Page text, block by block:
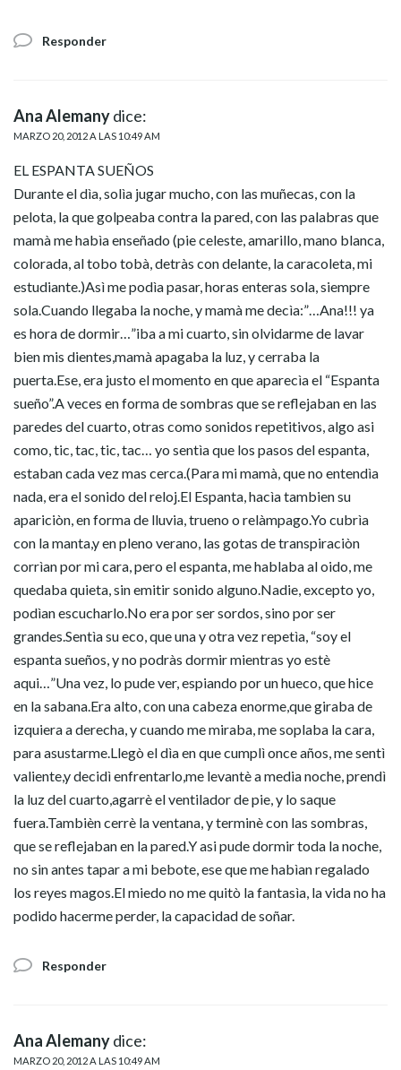
Responder
Ana Alemanydice:
MARZO 20, 2012 A LAS 10:49 AM
EL ESPANTA SUEÑOS
Durante el dìa, solìa jugar mucho, con las muñecas, con la
pelota, la que golpeaba contra la pared, con las palabras que
mamà me habìa enseñado (pie celeste, amarillo, mano blanca,
colorada, al tobo tobà, detràs con delante, la caracoleta, mi
estudiante.)Asì me podìa pasar, horas enteras sola, siempre
sola.Cuando llegaba la noche, y mamà me decìa:”…Ana!!! ya
es hora de dormir…”iba a mi cuarto, sin olvidarme de lavar
bien mis dientes,mamà apagaba la luz, y cerraba la
puerta.Ese, era justo el momento en que aparecìa el “Espanta
sueño”.A veces en forma de sombras que se reflejaban en las
paredes del cuarto, otras como sonidos repetitivos, algo asi
como, tic, tac, tic, tac… yo sentìa que los pasos del espanta,
estaban cada vez mas cerca.(Para mi mamà, que no entendìa
nada, era el sonido del reloj.El Espanta, hacìa tambien su
apariciòn, en forma de lluvia, trueno o relàmpago.Yo cubrìa
con la manta,y en pleno verano, las gotas de transpiraciòn
corrìan por mi cara, pero el espanta, me hablaba al oido, me
quedaba quieta, sin emitir sonido alguno.Nadie, excepto yo,
podìan escucharlo.No era por ser sordos, sino por ser
grandes.Sentìa su eco, que una y otra vez repetìa, “soy el
espanta sueños, y no podràs dormir mientras yo estè
aqui…”Una vez, lo pude ver, espiando por un hueco, que hice
en la sabana.Era alto, con una cabeza enorme,que giraba de
izquiera a derecha, y cuando me miraba, me soplaba la cara,
para asustarme.Llegò el dìa en que cumplì once años, me sentì
valiente,y decidì enfrentarlo,me levantè a media noche, prendì
la luz del cuarto,agarrè el ventilador de pie, y lo saque
fuera.Tambièn cerrè la ventana, y terminè con las sombras,
que se reflejaban en la pared.Y asi pude dormir toda la noche,
no sin antes tapar a mi bebote, ese que me habìan regalado
los reyes magos.El miedo no me quitò la fantasìa, la vida no ha
podido hacerme perder, la capacidad de soñar.
Responder
Ana Alemanydice:
MARZO 20, 2012 A LAS 10:49 AM